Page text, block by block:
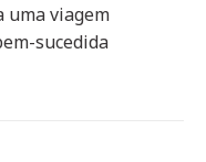
uma viagem
sucedida